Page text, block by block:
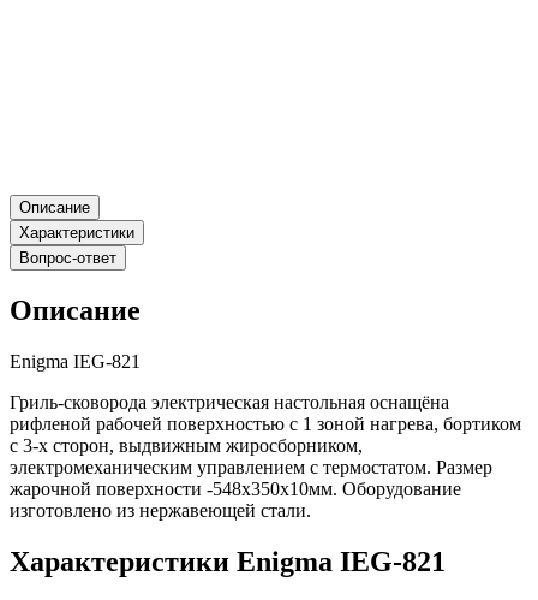
Описание
Характеристики
Вопрос-ответ
Описание
Enigma IEG-821
Гриль-сковорода электрическая настольная оснащёна
рифленой рабочей поверхностью с 1 зоной нагрева, бортиком
с 3-х сторон, выдвижным жиросборником,
электромеханическим управлением с термостатом. Размер
жарочной поверхности -548х350х10мм. Оборудование
изготовлено из нержавеющей стали.
Характеристики Enigma IEG-821